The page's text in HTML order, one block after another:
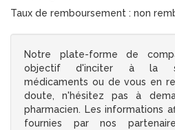
Taux de remboursement : non
Notre plate-forme de
objectif d'inciter à la
médicaments ou de vous en
doute, n'hésitez pas à
pharmacien. Les informations
fournies par nos